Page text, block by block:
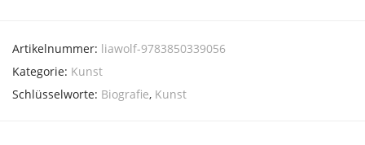
Artikelnummer: liawolf-9783850339056
Kategorie: Kunst
Schlüsselworte: Biografie, Kunst